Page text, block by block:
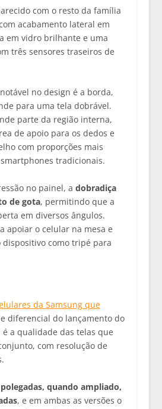
com o resto da família
acabamento lateral em
em vidro brilhante e uma
três sensores traseiros de
no design é a borda,
para uma tela dobrável.
parte da região interna,
de apoio para os dedos e
com proporções mais
tradicionais.
no painel, a dobradiça
de gota, permitindo que a
em diversos ângulos.
apoiar o celular na mesa e
como tripé para
da Samsung que
diferencial do lançamento do
é a qualidade das telas que
com resolução de
quando ampliado,
, e em ambas as versões o